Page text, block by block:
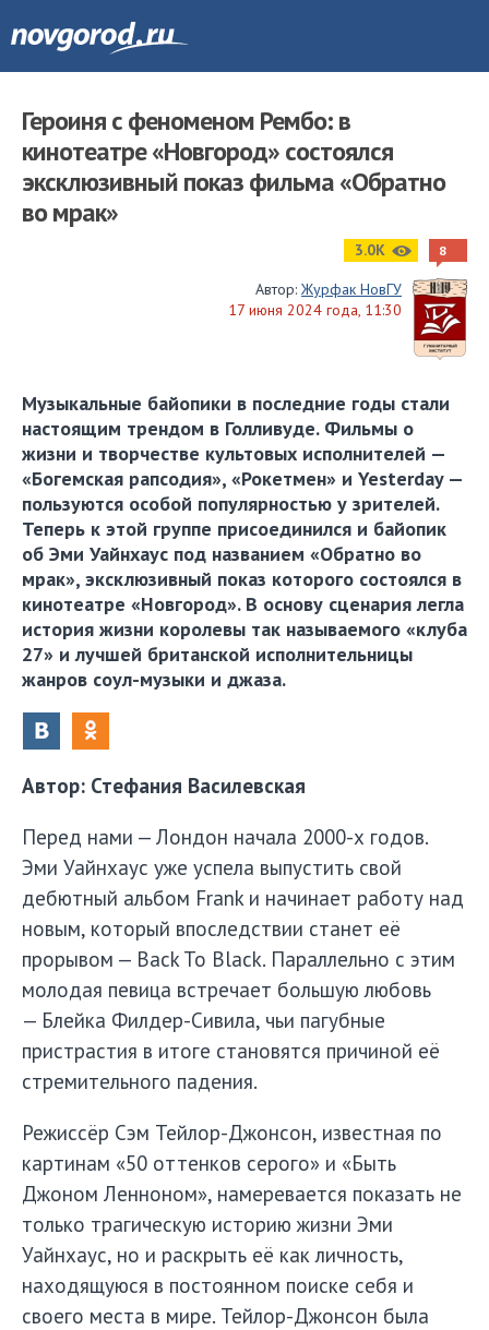
Героиня с феноменом Рембо: в
кинотеатре «Новгород» состоялся
эксклюзивный показ фильма «Обратно
во мрак»
3.0K 8
Автор: Журфак НовГУ
17 июня 2024 года, 11:30
Музыкальные байопики в последние годы стали
настоящим трендом в Голливуде. Фильмы о
жизни и творчестве культовых исполнителей —
«Богемская рапсодия», «Рокетмен» и Yesterday —
пользуются особой популярностью у зрителей.
Теперь к этой группе присоединился и байопик
об Эми Уайнхаус под названием «Обратно во
мрак», эксклюзивный показ которого состоялся в
кинотеатре «Новгород». В основу сценария легла
история жизни королевы так называемого «клуба
27» и лучшей британской исполнительницы
жанров соул-музыки и джаза.
Автор: Стефания Василевская
Перед нами — Лондон начала 2000-х годов.
Эми Уайнхаус уже успела выпустить свой
дебютный альбом Frank и начинает работу над
новым, который впоследствии станет её
прорывом — Back To Black. Параллельно с этим
молодая певица встречает большую любовь
— Блейка Филдер-Сивила, чьи пагубные
пристрастия в итоге становятся причиной её
стремительного падения.
Режиссёр Сэм Тейлор-Джонсон, известная по
картинам «50 оттенков серого» и «Быть
Джоном Ленноном», намеревается показать не
только трагическую историю жизни Эми
Уайнхаус, но и раскрыть её как личность,
находящуюся в постоянном поиске себя и
своего места в мире. Тейлор-Джонсон была